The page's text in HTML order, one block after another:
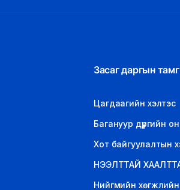
Засаг даргын
Цагдаагийн хэлтэс
Багануур дүүргийн
Хот байгуулалтын
НЭЭЛТТАЙ
Нийгмийн хөгжлийн